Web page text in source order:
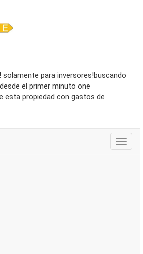
el primer minuto one
esta propiedad con gastos de